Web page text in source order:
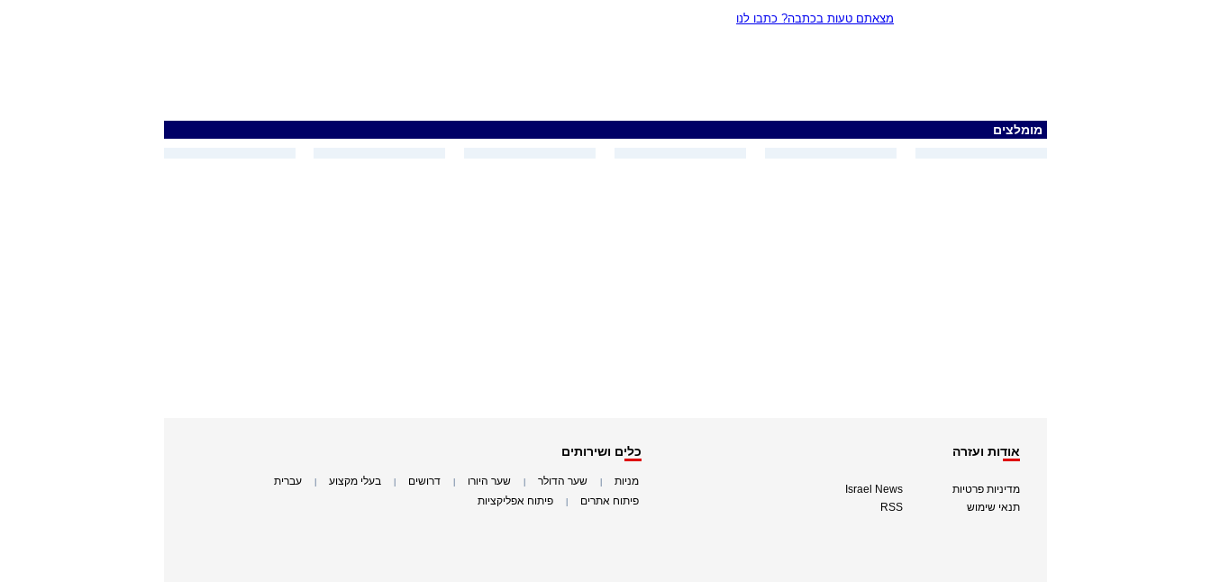
מצאתם טעות בכתבה? כתבו לנו
מומלצים
אודות ועזרה
מדיניות פרטיות
תנאי שימוש
Israel News
RSS
כלים ושירותים
מניות שער הדולר שער היורו דרושים בעלי מקצוע עברית
פיתוח אתרים פיתוח אפליקציות